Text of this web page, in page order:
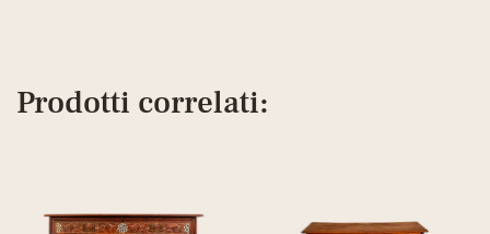
Prodotti correlati: